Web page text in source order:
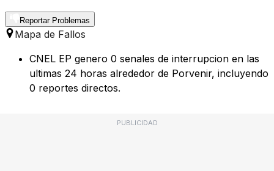
Reportar Problemas
Mapa de Fallos
CNEL EP genero 0 senales de interrupcion en las
ultimas 24 horas alrededor de Porvenir, incluyendo
0 reportes directos.
PUBLICIDAD